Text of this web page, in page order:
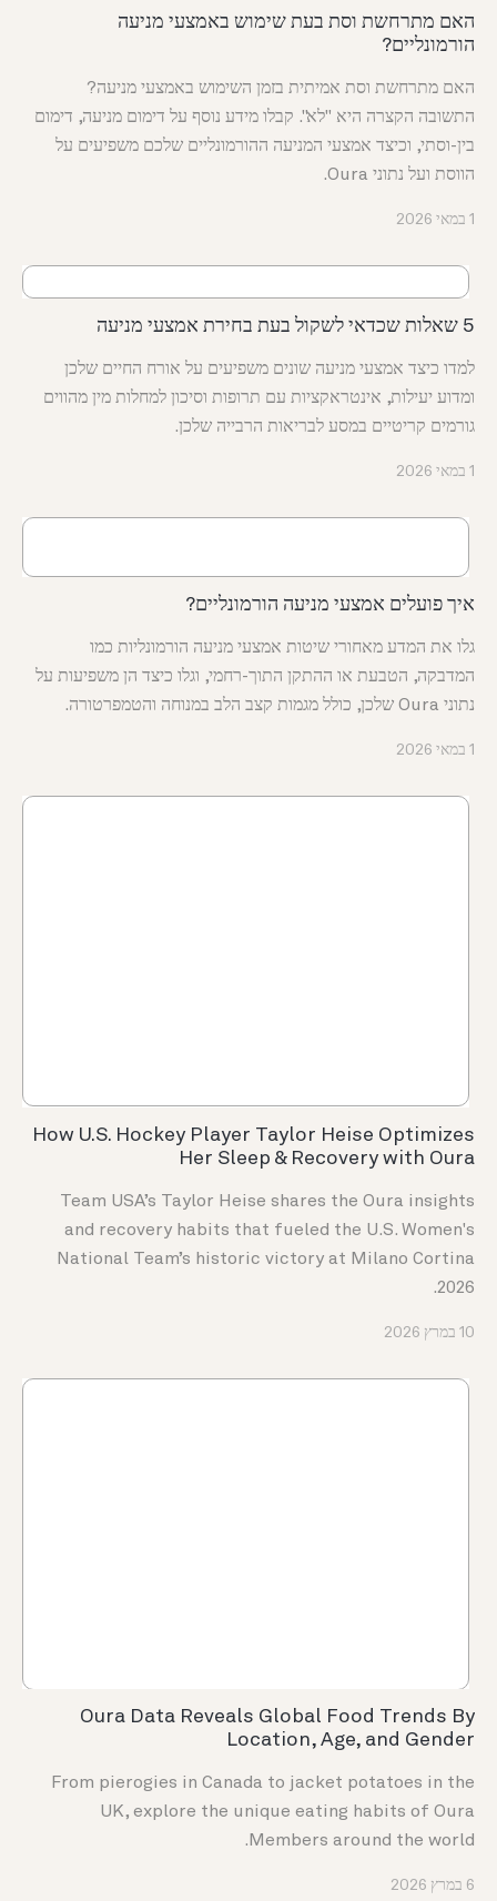
האם מתרחשת וסת בעת שימוש באמצעי מניעה
הורמונליים?
האם מתרחשת וסת אמיתית בזמן השימוש באמצעי מניעה?
התשובה הקצרה היא "לא". קבלו מידע נוסף על דימום מניעה, דימום
בין-וסתי, וכיצד אמצעי המניעה ההורמונליים שלכם משפיעים על
הווסת ועל נתוני Oura.
1 במאי 2026
5 שאלות שכדאי לשקול בעת בחירת אמצעי מניעה
למדו כיצד אמצעי מניעה שונים משפיעים על אורח החיים שלכן
ומדוע יעילות, אינטראקציות עם תרופות וסיכון למחלות מין מהווים
גורמים קריטיים במסע לבריאות הרבייה שלכן.
1 במאי 2026
איך פועלים אמצעי מניעה הורמונליים?
גלו את המדע מאחורי שיטות אמצעי מניעה הורמונליות כמו
המדבקה, הטבעת או ההתקן התוך-רחמי, וגלו כיצד הן משפיעות על
נתוני Oura שלכן, כולל מגמות קצב הלב במנוחה והטמפרטורה.
1 במאי 2026
How U.S. Hockey Player Taylor Heise Optimizes
Her Sleep & Recovery with Oura
Team USA’s Taylor Heise shares the Oura insights
and recovery habits that fueled the U.S. Women's
National Team’s historic victory at Milano Cortina
2026.
10 במרץ 2026
Oura Data Reveals Global Food Trends By
Location, Age, and Gender
From pierogies in Canada to jacket potatoes in the
UK, explore the unique eating habits of Oura
Members around the world.
6 במרץ 2026